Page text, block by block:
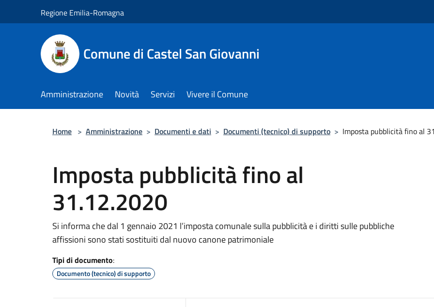
Regione Emilia-Romagna
Comune di Castel San Giovanni
Amministrazione Novità Servizi Vivere il Comune
Home > Amministrazione > Documenti e dati > Documenti (tecnico) di supporto > Imposta pubblicità fino al
Imposta pubblicità fino al
31.12.2020
Si informa che dal 1 gennaio 2021 l’imposta comunale sulla pubblicità e i diritti sulle pubbliche
affissioni sono stati sostituiti dal nuovo canone patrimoniale
Tipi di documento:
Documento (tecnico) di supporto